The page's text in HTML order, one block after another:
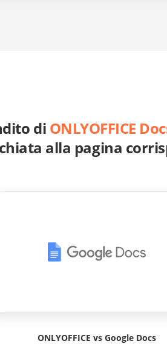
di ONLYOFFICE
alla pagina
ONLYOFFICE vs Google Docs